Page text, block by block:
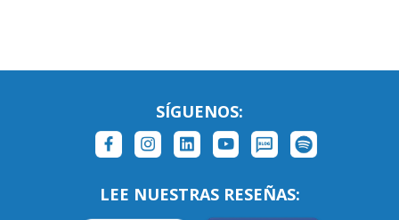
SÍGUENOS: